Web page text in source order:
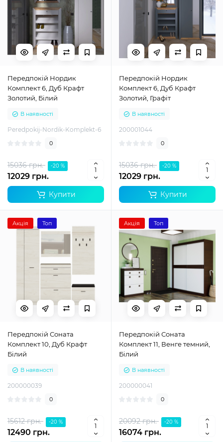
Передпокій Нордик
Комплект 6, Дуб Крафт
Золотий, Білий
В наявності
Peredpokij-Nordik-Komplekt-6
0
15036 грн. -20 %
12029 грн.
Купити
Передпокій Нордик
Комплект 6, Дуб Крафт
Золотий, Графіт
В наявності
200001044
0
15036 грн. -20 %
12029 грн.
Купити
Акція Топ
Передпокій Соната
Комплект 10, Дуб Крафт
Білий
В наявності
200000039
0
15612 грн. -20 %
12490 грн.
Акція Топ
Передпокій Соната
Комплект 11, Венге темний,
Білий
В наявності
200000041
0
20092 грн. -20 %
16074 грн.